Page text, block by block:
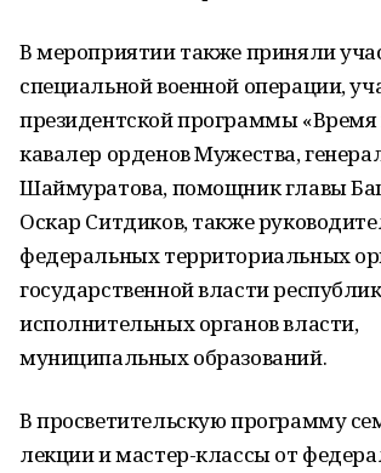
В мероприятии также приняли
специальной военной операции,
президентской программы «Время
кавалер орденов Мужества,
Шаймуратова, помощник главы
Оскар Ситдиков, также
федеральных территориальных
государственной власти
исполнительных органов власти,
муниципальных образований.
В просветительскую программу
лекции и мастер-классы от